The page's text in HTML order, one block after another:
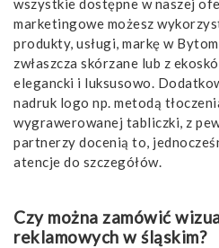
wszystkie dostępne w naszej
marketingowe możesz
produkty, usługi, markę w
zwłaszcza skórzane lub z
elegancki i luksusowo.
nadruk logo np. metodą
wygrawerowanej tabliczki, z
partnerzy docenią to,
atencje do szczegółów.
Czy można zamówić
reklamowych w śląskim?